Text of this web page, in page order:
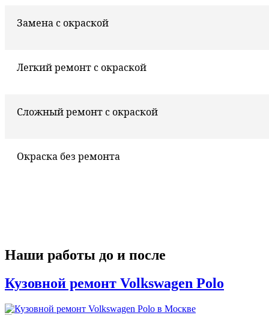
Замена с окраской
Легкий ремонт с окраской
Сложный ремонт с окраской
Окраска без ремонта
Наши работы до и после
Кузовной ремонт Volkswagen Polo